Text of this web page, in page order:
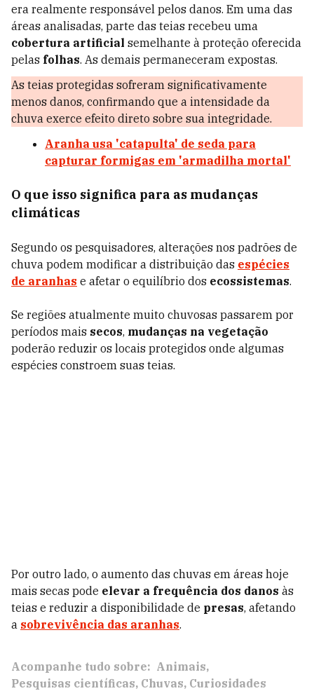
era realmente responsável pelos danos. Em uma das
áreas analisadas, parte das teias recebeu uma
cobertura artificial semelhante à proteção oferecida
pelas folhas. As demais permaneceram expostas.
As teias protegidas sofreram significativamente
menos danos, confirmando que a intensidade da
chuva exerce efeito direto sobre sua integridade.
Aranha usa 'catapulta' de seda para
capturar formigas em 'armadilha mortal'
O que isso significa para as mudanças
climáticas
Segundo os pesquisadores, alterações nos padrões de
chuva podem modificar a distribuição das espécies
de aranhas e afetar o equilíbrio dos ecossistemas.
Se regiões atualmente muito chuvosas passarem por
períodos mais secos, mudanças na vegetação
poderão reduzir os locais protegidos onde algumas
espécies constroem suas teias.
Por outro lado, o aumento das chuvas em áreas hoje
mais secas pode elevar a frequência dos danos às
teias e reduzir a disponibilidade de presas, afetando
a sobrevivência das aranhas.
Acompanhe tudo sobre: Animais
Pesquisas científicas Chuvas Curiosidades